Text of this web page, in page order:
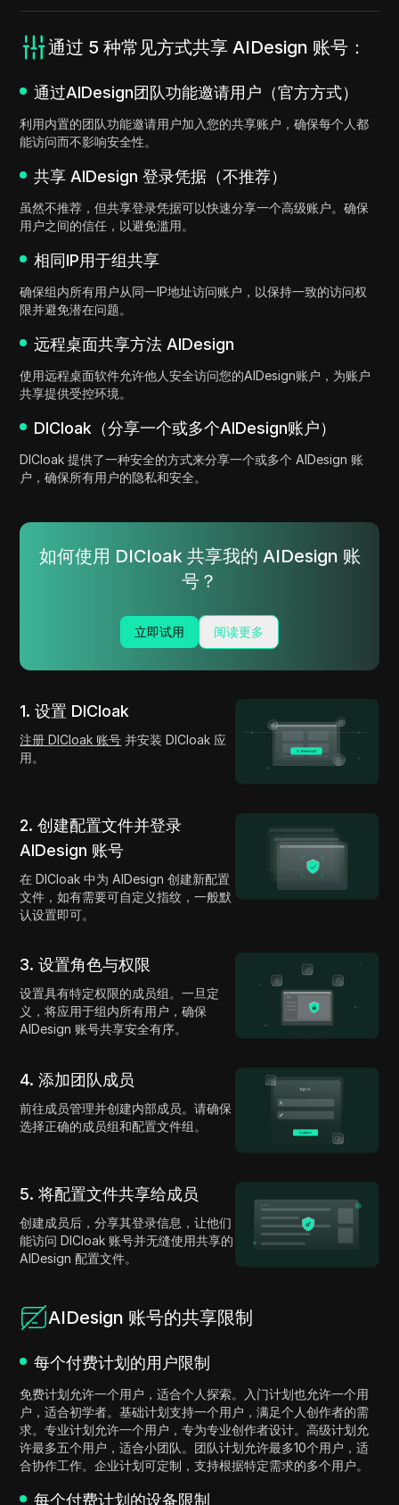
通过 5 种常见方式共享 AIDesign 账号：
通过AIDesign团队功能邀请用户（官方方式）
利用内置的团队功能邀请用户加入您的共享账户，确保每个人都
能访问而不影响安全性。
共享 AIDesign 登录凭据（不推荐）
虽然不推荐，但共享登录凭据可以快速分享一个高级账户。确保
用户之间的信任，以避免滥用。
相同IP用于组共享
确保组内所有用户从同一IP地址访问账户，以保持一致的访问权
限并避免潜在问题。
远程桌面共享方法 AIDesign
使用远程桌面软件允许他人安全访问您的AIDesign账户，为账户
共享提供受控环境。
DICloak（分享一个或多个AIDesign账户）
DICloak 提供了一种安全的方式来分享一个或多个 AIDesign 账
户，确保所有用户的隐私和安全。
如何使用 DICloak 共享我的 AIDesign 账
号？
立即试用 阅读更多
1. 设置 DICloak
注册 DICloak 账号 并安装 DICloak 应
用。
2. 创建配置文件并登录
AIDesign 账号
在 DICloak 中为 AIDesign 创建新配置
文件，如有需要可自定义指纹，一般默
认设置即可。
3. 设置角色与权限
设置具有特定权限的成员组。一旦定
义，将应用于组内所有用户，确保
AIDesign 账号共享安全有序。
4. 添加团队成员
前往成员管理并创建内部成员。请确保
选择正确的成员组和配置文件组。
5. 将配置文件共享给成员
创建成员后，分享其登录信息，让他们
能访问 DICloak 账号并无缝使用共享的
AIDesign 配置文件。
AIDesign 账号的共享限制
每个付费计划的用户限制
免费计划允许一个用户，适合个人探索。入门计划也允许一个用
户，适合初学者。基础计划支持一个用户，满足个人创作者的需
求。专业计划允许一个用户，专为专业创作者设计。高级计划允
许最多五个用户，适合小团队。团队计划允许最多10个用户，适
合协作工作。企业计划可定制，支持根据特定需求的多个用户。
每个付费计划的设备限制